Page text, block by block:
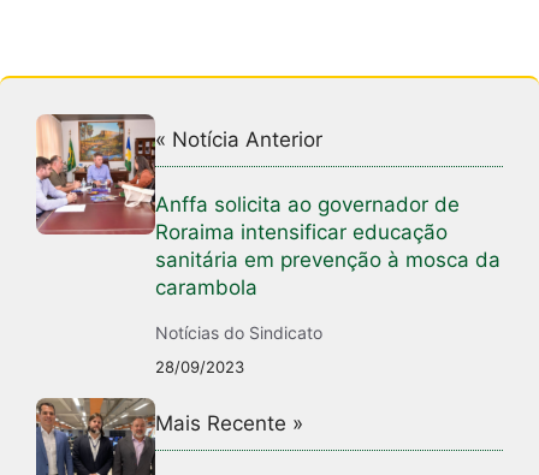
« Notícia Anterior
Anffa solicita ao governador de
Roraima intensificar educação
sanitária em prevenção à mosca da
carambola
Notícias do Sindicato
28/09/2023
Mais Recente »